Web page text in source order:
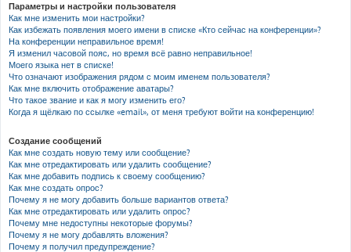
Параметры и настройки пользователя
Как мне изменить мои настройки?
Как избежать появления моего имени в списке «Кто сейчас на конференции»?
На конференции неправильное время!
Я изменил часовой пояс, но время всё равно неправильное!
Моего языка нет в списке!
Что означают изображения рядом с моим именем пользователя?
Как мне включить отображение аватары?
Что такое звание и как я могу изменить его?
Когда я щёлкаю по ссылке «email», от меня требуют войти на конференцию!
Создание сообщений
Как мне создать новую тему или сообщение?
Как мне отредактировать или удалить сообщение?
Как мне добавить подпись к своему сообщению?
Как мне создать опрос?
Почему я не могу добавить больше вариантов ответа?
Как мне отредактировать или удалить опрос?
Почему мне недоступны некоторые форумы?
Почему я не могу добавлять вложения?
Почему я получил предупреждение?